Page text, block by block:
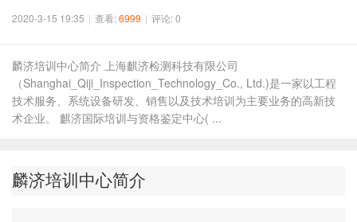
2020-3-15 19:35 | 查看:6999 | 评论: 0
麟济培训中心简介 上海麒济检测科技有限公司
（Shanghai_Qiji_Inspection_Technology_Co., Ltd.)是一家以工程
技术服务、系统设备研发、销售以及技术培训为主要业务的高新技
术企业。 麒济国际培训与资格鉴定中心( ...
麟济培训中心简介